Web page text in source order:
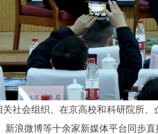
关社会组织、在京高校和科研院所
新浪微博等十余家新媒体平台同步